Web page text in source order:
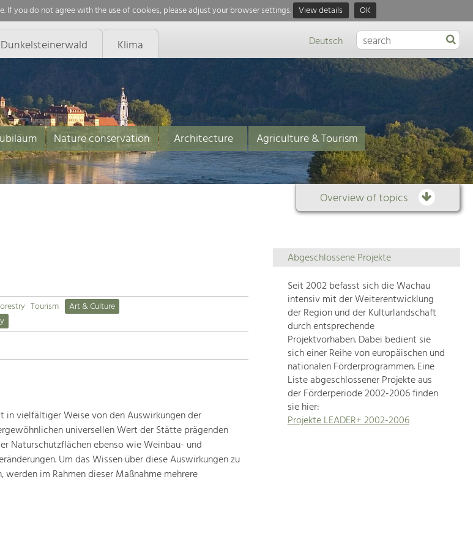
you do not agree with the use of cookies, please adjust your browser settings. View details OK
Dunkelsteinerwald Klima Deutsch
Nature conservation Architecture
Agriculture & Tourism
Overview of topics
Overview
of
topics
Development
within
our
region
is
extremely
diverse.
Which
Tourism
Art & Culture
in vielfältiger Weise von den Auswirkungen der
universellen Wert der Stätte prägenden
Naturschutzflächen ebenso wie Weinbau- und
Um das Wissen über diese Auswirkungen zu
im Rahmen dieser Maßnahme mehrere
Abgeschlossene Projekte
Seit 2002 befasst sich die Wachau
intensiv mit der Weiterentwicklung
der Region und der Kulturlandschaft
durch entsprechende
Projektvorhaben. Dabei bedient sie
sich einer Reihe von europäischen und
nationalen Förderprogrammen. Eine
Liste abgeschlossener Projekte aus
der Förderperiode 2002-2006 finden
sie hier:
Projekte LEADER+ 2002-2006